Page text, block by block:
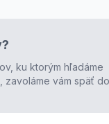
ku ktorým hľadáme
vám späť